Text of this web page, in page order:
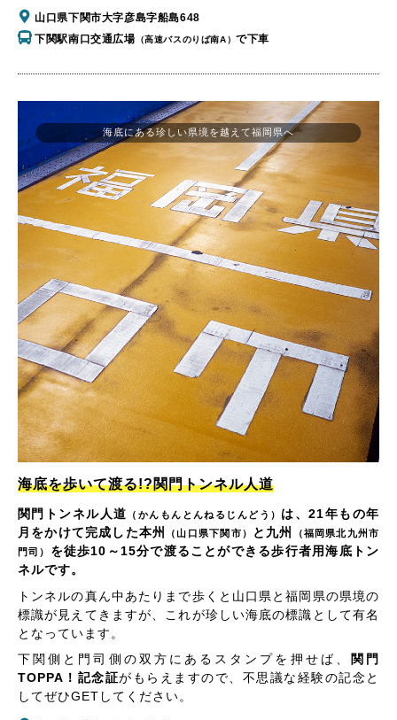
山口県下関市大字彦島字船島648
下関駅南口交通広場 （高速バスのりば南A）で下車
海底を歩いて渡る!?関門トンネル人道
関門トンネル人道 （かんもんとんねるじんどう） は、21年もの年
月をかけて完成した本州
（山口県下関市） と九州
（福岡県北九州市
門司）
を徒歩10～15分で渡ることができる歩行者用海底トン
ネルです。
トンネルの真ん中あたりまで歩くと山口県と福岡県の県境の
標識が見えてきますが、これが珍しい海底の標識として有名
となっています。
下関側と門司側の双方にあるスタンプを押せば、
関門
TOPPA！記念証がもらえますので、不思議な経験の記念と
してぜひGETしてください。
海底にある珍しい県境を越えて福岡県へ